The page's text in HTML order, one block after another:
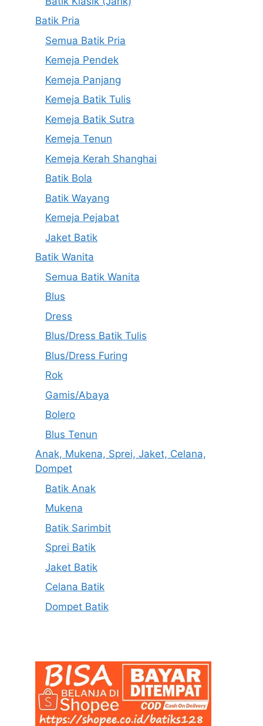
Batik Pria
Semua Batik Pria
Kemeja Pendek
Kemeja Panjang
Kemeja Batik Tulis
Kemeja Batik Sutra
Kemeja Tenun
Kemeja Kerah Shanghai
Batik Bola
Batik Wayang
Kemeja Pejabat
Jaket Batik
Batik Wanita
Semua Batik Wanita
Blus
Dress
Blus/Dress Batik Tulis
Blus/Dress Furing
Rok
Gamis/Abaya
Bolero
Blus Tenun
Anak, Mukena, Sprei, Jaket, Celana,
Dompet
Batik Anak
Mukena
Batik Sarimbit
Sprei Batik
Jaket Batik
Celana Batik
Dompet Batik